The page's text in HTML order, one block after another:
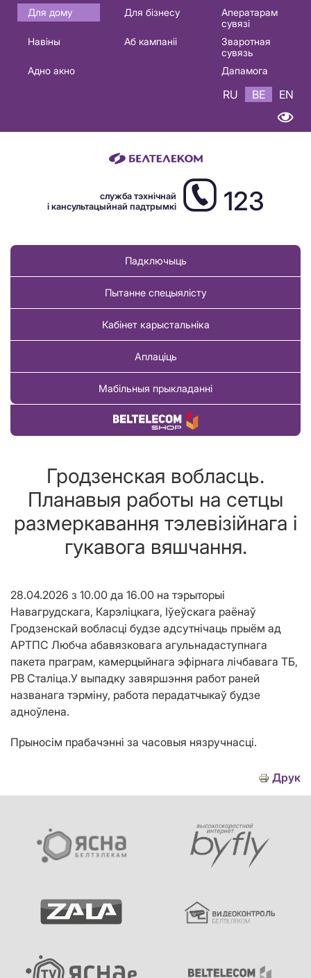
Основная
навигация
Для дому Для бізнесу
Аператарам
сувязі
Навіны
Аб кампаніі
Зваротная
сувязь
Адно акно
Дапамога
RU BE EN
служба тэхнічнай
і кансультацыйнай падтрымкі
123
Падключыць
Пытанне спецыялісту
Кабінет карыстальніка
Аплаціць
Мабільныя прыкладанні
Купіць тавар
Гродзенская вобласць.
Планавыя работы на сетцы
размеркавання тэлевізійнага і
гукавога вяшчання.
28.04.2026 з 10.00 да 16.00 на тэрыторыі
Навагрудскага, Карэліцкага, Іўеўскага раёнаў
Гродзенскай вобласці будзе адсутнічаць прыём ад
АРТПС Любча абавязковага агульнадаступнага
пакета праграм, камерцыйнага эфірнага лічбавага ТБ,
РВ Сталіца.У выпадку завяршэння работ раней
названага тэрміну, работа перадатчыкаў будзе
адноўлена.
Прыносім прабачэнні за часовыя нязручнасці.
Друк